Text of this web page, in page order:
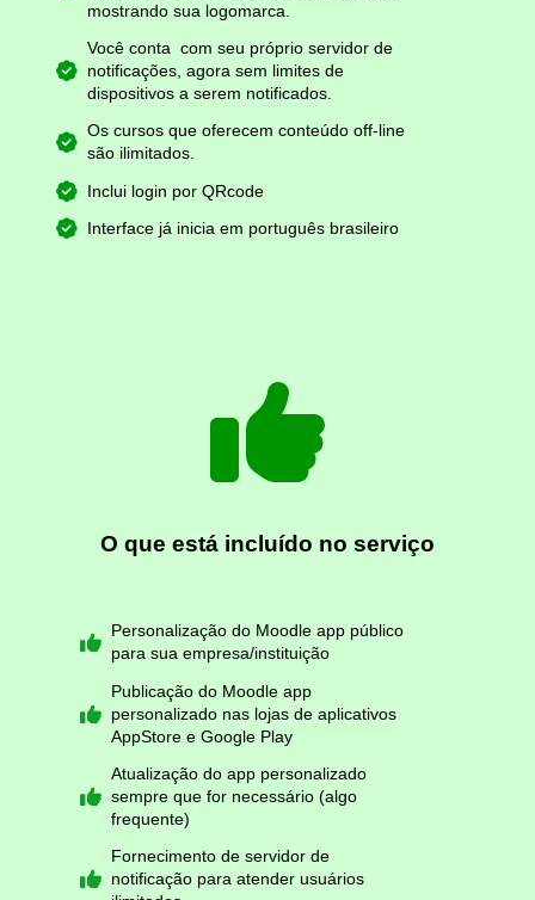
mostrando sua logomarca.
Você conta com seu próprio servidor de
notificações, agora sem limites de
dispositivos a serem notificados.
Os cursos que oferecem conteúdo off-line
são ilimitados.
Inclui login por QRcode
Interface já inicia em português brasileiro
O que está incluído no serviço
Personalização do Moodle app público
para sua empresa/instituição
Publicação do Moodle app
personalizado nas lojas de aplicativos
AppStore e Google Play
Atualização do app personalizado
sempre que for necessário (algo
frequente)
Fornecimento de servidor de
notificação para atender usuários